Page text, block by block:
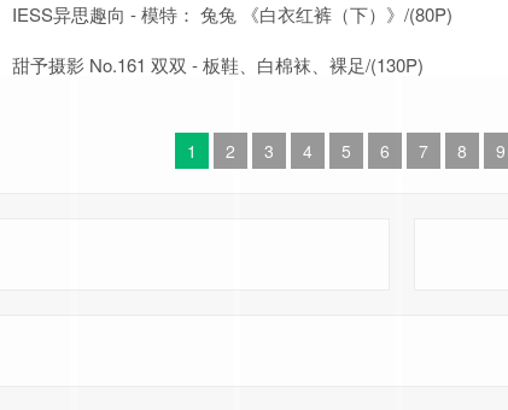
IESS异思趣向 - 模特： 兔兔 《白衣红裤（下）》/(80P)
甜予摄影 No.161 双双 - 板鞋、白棉袜、裸足/(130P)
1 2 3 4 5 6 7 8 9